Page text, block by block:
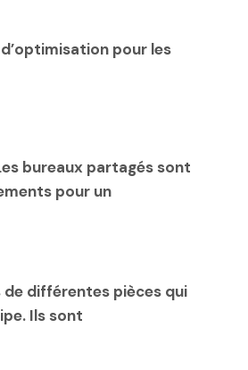
pour les
bureaux partagés sont
pour un
différentes pièces qui
Ils sont